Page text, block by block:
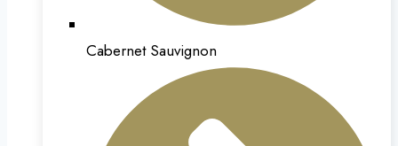
Cabernet Sauvignon